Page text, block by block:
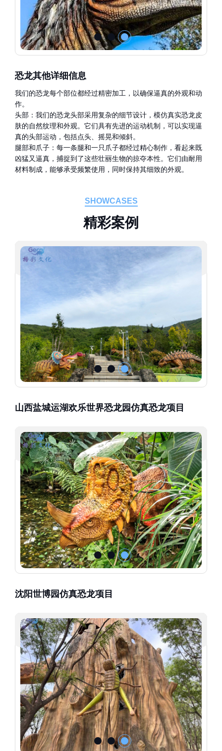
恐龙其他详细信息
我们的恐龙每个部位都经过精密加工，以确保逼真的外观和动
作。
头部：我们的恐龙头部采用复杂的细节设计，模仿真实恐龙皮
肤的自然纹理和外观。它们具有先进的运动机制，可以实现逼
真的头部运动，包括点头、摇晃和倾斜。
腿部和爪子：每一条腿和一只爪子都经过精心制作，看起来既
凶猛又逼真，捕捉到了这些壮丽生物的掠夺本性。它们由耐用
材料制成，能够承受频繁使用，同时保持其细致的外观。
SHOWCASES
精彩案例
山西盐城运湖欢乐世界恐龙园仿真恐龙项目
沈阳世博园仿真恐龙项目